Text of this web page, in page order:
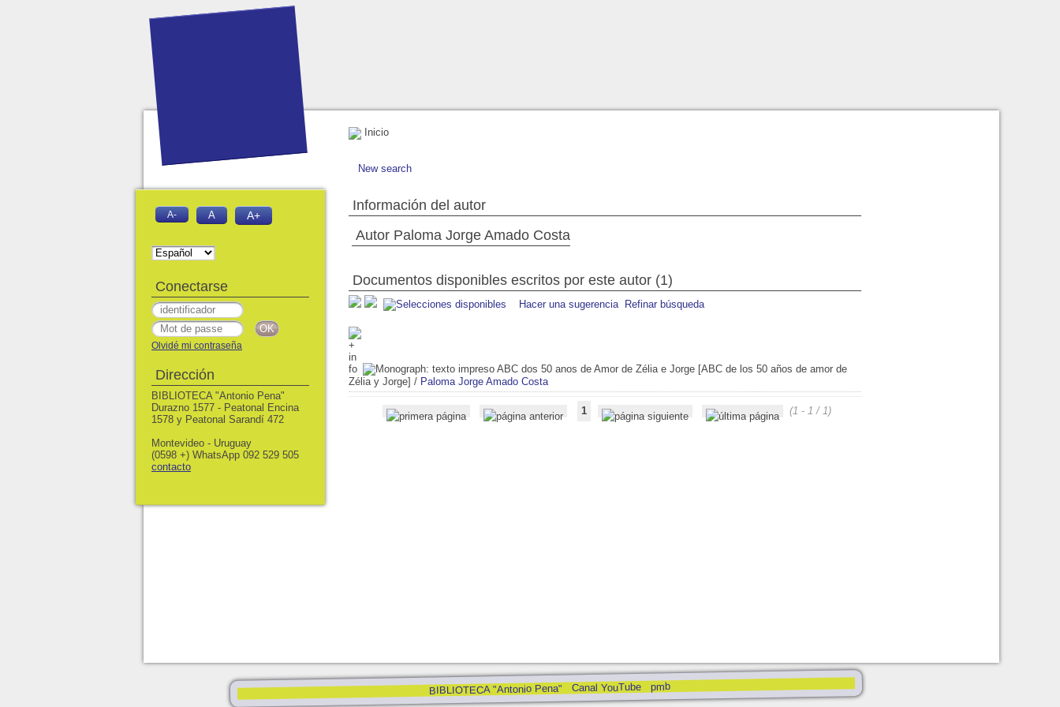
Inicio
New search
Información del autor
Autor Paloma Jorge Amado Costa
Documentos disponibles escritos por este autor (1)
Hacer una sugerencia Refinar búsqueda
ABC dos 50 anos de Amor de Zélia e Jorge [ABC de los 50 años de amor de
Zélia y Jorge] / Paloma Jorge Amado Costa
1 (1 - 1 / 1)
BIBLIOTECA "Antonio Pena" Canal YouTube pmb
A- A A+
Conectarse
Olvidé mi contraseña
Dirección
BIBLIOTECA "Antonio Pena"
Durazno 1577 - Peatonal Encina
1578 y Peatonal Sarandí 472
Montevideo - Uruguay
(0598 +) WhatsApp 092 529 505
contacto